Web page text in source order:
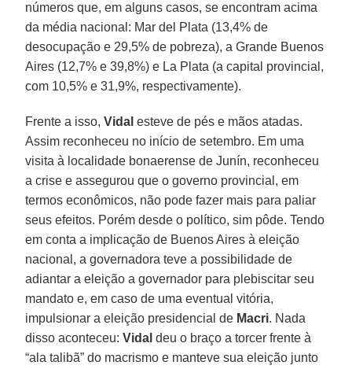
números que, em alguns casos, se encontram acima
da média nacional: Mar del Plata (13,4% de
desocupação e 29,5% de pobreza), a Grande Buenos
Aires (12,7% e 39,8%) e La Plata (a capital provincial,
com 10,5% e 31,9%, respectivamente).
Frente a isso,Vidal esteve de pés e mãos atadas.
Assim reconheceu no início de setembro. Em uma
visita à localidade bonaerense de Junín, reconheceu
a crise e assegurou que o governo provincial, em
termos econômicos, não pode fazer mais para paliar
seus efeitos. Porém desde o político, sim pôde. Tendo
em conta a implicação de Buenos Aires à eleição
nacional, a governadora teve a possibilidade de
adiantar a eleição a governador para plebiscitar seu
mandato e, em caso de uma eventual vitória,
impulsionar a eleição presidencial de Macri. Nada
disso aconteceu:Vidal deu o braço a torcer frente à
“ala talibã” do macrismo e manteve sua eleição junto